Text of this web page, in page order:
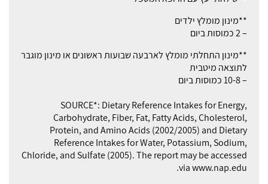
**מינון מומלץ ילדים
– 2 כמוסות ביום
**מינון התחלתי מומלץ לארבעה שבועות ראשונים או מינון מוגבר
לתוצאה מיטבית
– 10-8 כמוסות ביום
SOURCE*: Dietary Reference Intakes for Energy,
Carbohydrate, Fiber, Fat, Fatty Acids, Cholesterol,
Protein, and Amino Acids (2002/2005) and Dietary
Reference Intakes for Water, Potassium, Sodium,
Chloride, and Sulfate (2005). The report may be accessed
via www.nap.edu.